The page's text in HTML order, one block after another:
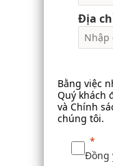
Địa
Bằng việc
Quý khách
và Chính
chúng tôi.
Đồng